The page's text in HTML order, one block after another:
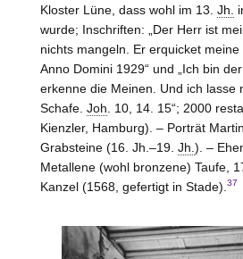
Kloster Lüne, dass wohl im 13. Jh.
wurde; Inschriften: „Der Herr ist
nichts mangeln. Er erquicket meine
Anno Domini 1929“ und „Ich bin
erkenne die Meinen. Und ich lasse
Schafe. Joh . 10, 14. 15“; 2000
Kienzler, Hamburg). – Porträt
Grabsteine (16. Jh.–19. Jh. ). –
Metallene (wohl bronzene) Taufe,
Kanzel (1568, gefertigt in Stade). 37